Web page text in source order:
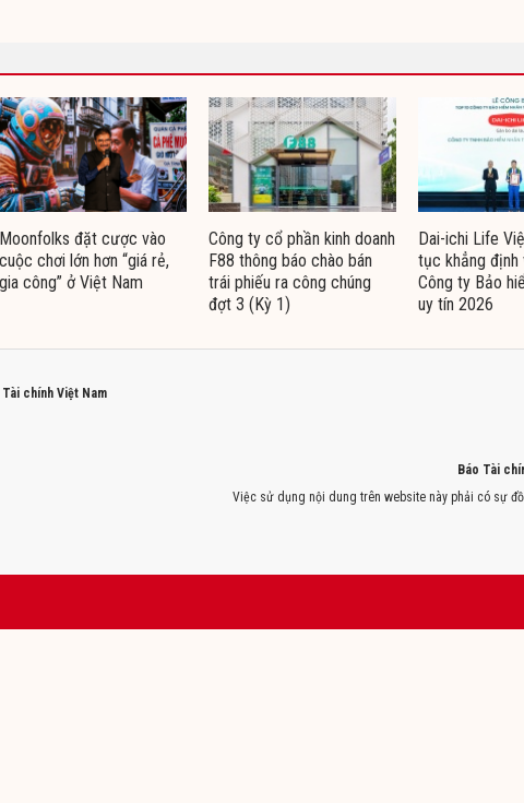
Moonfolks đặt cược vào
cuộc chơi lớn hơn “giá rẻ,
gia công” ở Việt Nam
Công ty cổ phần kinh doanh
F88 thông báo chào bán
trái phiếu ra công chúng
đợt 3 (Kỳ 1)
Dai-ichi Life
tục khẳng định
Công ty Bảo
uy tín 2026
chính Việt Nam
Báo Tài
Việc sử dụng nội dung trên website này phải có sự